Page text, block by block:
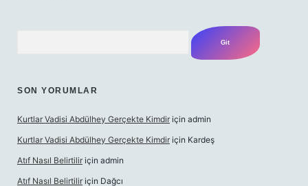
SON YORUMLAR
Kurtlar Vadisi Abdülhey Gerçekte Kimdir için admin
Kurtlar Vadisi Abdülhey Gerçekte Kimdir için Kardeş
Atıf Nasıl Belirtilir için admin
Atıf Nasıl Belirtilir için Dağcı